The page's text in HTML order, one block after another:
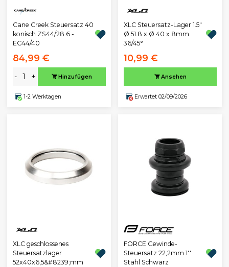
Cane Creek Steuersatz 40
konisch ZS44/28.6 -
EC44/40
84,99 €
- + Hinzufügen
1-2 Werktagen
XLC Steuersatz-Lager 1.5"
Ø 51.8 x Ø 40 x 8mm
36/45°
10,99 €
Ansehen
Erwartet 02/09/2026
XLC geschlossenes
Steuersatzlager
52x40x6,5&#8239;mm
FORCE Gewinde-
Steuersatz 22,2mm 1''
Stahl Schwarz